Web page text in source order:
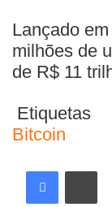
Lançado
milhões de
de R$ 11
Etiquetas
Bitcoin